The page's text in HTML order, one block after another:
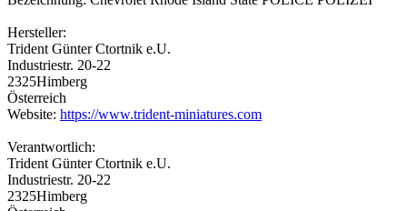
Hersteller:
Trident Günter Ctortnik e.U.
Industriestr. 20-22
2325Himberg
Österreich
Website: https://www.trident-miniatures.com
Verantwortlich:
Trident Günter Ctortnik e.U.
Industriestr. 20-22
2325Himberg